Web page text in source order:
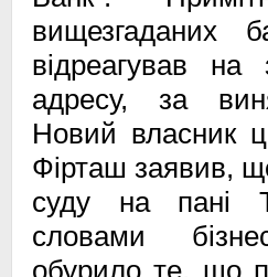
вищезгаданих
відреагував
адресу, за
Новий власник
Фірташ заявив,
суду на пані
словами